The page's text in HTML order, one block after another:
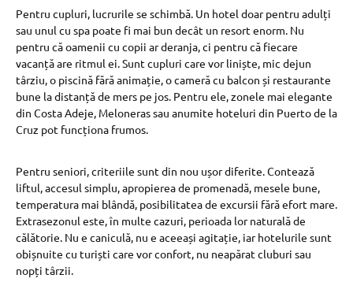
Pentru cupluri, lucrurile se schimbă. Un hotel doar pentru adulți
sau unul cu spa poate fi mai bun decât un resort enorm. Nu
pentru că oamenii cu copii ar deranja, ci pentru că fiecare
vacanță are ritmul ei. Sunt cupluri care vor liniște, mic dejun
târziu, o piscină fără animație, o cameră cu balcon și restaurante
bune la distanță de mers pe jos. Pentru ele, zonele mai elegante
din Costa Adeje, Meloneras sau anumite hoteluri din Puerto de la
Cruz pot funcționa frumos.
Pentru seniori, criteriile sunt din nou ușor diferite. Contează
liftul, accesul simplu, apropierea de promenadă, mesele bune,
temperatura mai blândă, posibilitatea de excursii fără efort mare.
Extrasezonul este, în multe cazuri, perioada lor naturală de
călătorie. Nu e caniculă, nu e aceeași agitație, iar hotelurile sunt
obișnuite cu turiști care vor confort, nu neapărat cluburi sau
nopți târzii.